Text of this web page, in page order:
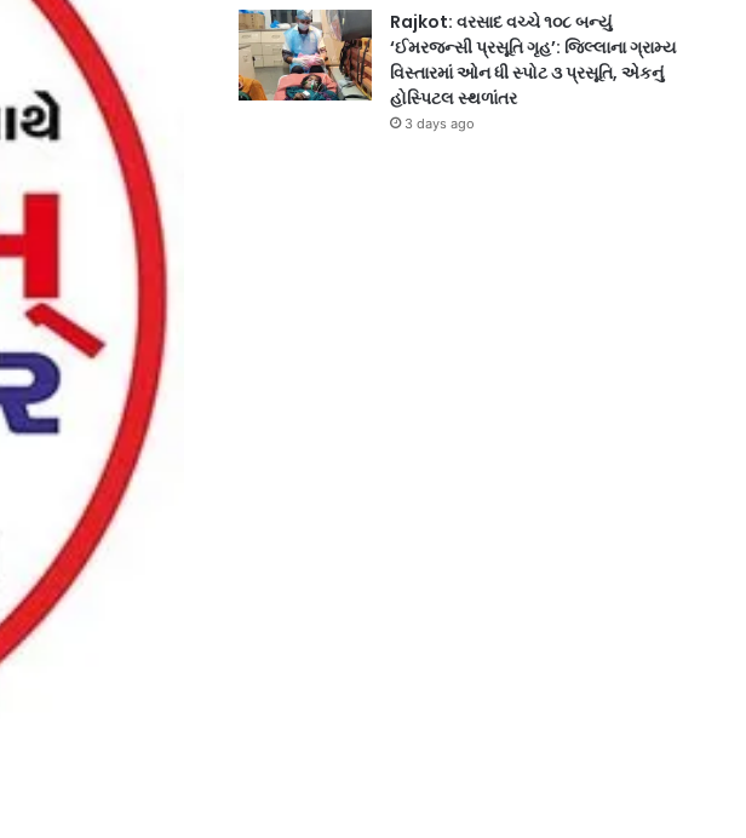
Rajkot: વરસાદ વચ્ચે ૧૦૮ બન્યું
‘ઈમરજન્સી પ્રસૂતિ ગૃહ’: જિલ્લાના ગ્રામ્ય
વિસ્તારમાં ઓન ધી સ્પોટ ૩ પ્રસૂતિ, એકનું
હોસ્પિટલ સ્થળાંતર
3 days ago